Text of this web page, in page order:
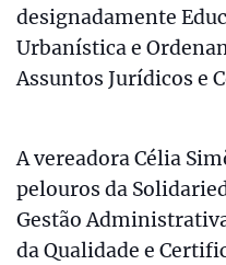
designadamente
Urbanística e
Assuntos Jurídicos e
A vereadora Célia
pelouros da
Gestão
da Qualidade e